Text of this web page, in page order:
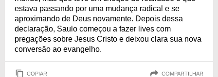
estava passando por uma mudança radical e se
aproximando de Deus novamente. Depois dessa
declaração, Saulo começou a fazer lives com
pregações sobre Jesus Cristo e deixou clara sua nova
conversão ao evangelho.
COPIAR COMPARTILHAR